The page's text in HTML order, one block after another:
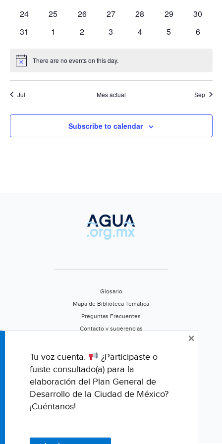
0
24
0
25
0
26
0
27
0
28
0
29
0
30
0
31
0
1
0
2
0
3
0
4
0
5
0
6
Notice There are no events on this day.
Jul Mes actual Sep
Subscribe to calendar
Glosario
Mapa de Biblioteca Temática
Preguntas Frecuentes
Contacto y sugerencias
Califica este portal
Tu voz cuenta.
¿Participaste o
fuiste consultado(a) para la
elaboración del Plan General de
Desarrollo de la Ciudad de México?
¡Cuéntanos!
×